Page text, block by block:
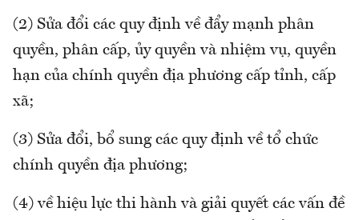
(2) Sửa đổi các quy định về đẩy mạnh phân
quyền, phân cấp, ủy quyền và nhiệm vụ, quyền
hạn của chính quyền địa phương cấp tỉnh, cấp
xã;
(3) Sửa đổi, bổ sung các quy định về tổ chức
chính quyền địa phương;
(4) về hiệu lực thi hành và giải quyết các vấn đề